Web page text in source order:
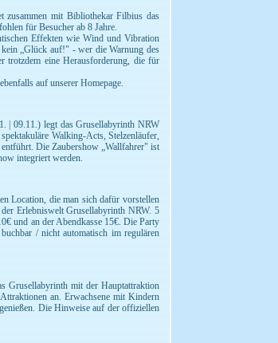
zusammen mit Bibliothekar Filbius das
für Besucher ab 8 Jahre.
Effekten wie Wind und Vibration
„Glück auf!" - wer die Warnung des
trotzdem eine Herausforderung, die für
auf unserer Homepage.
| 09.11.) legt das Grusellabyrinth NRW
Walking-Acts, Stelzenläufer,
Die Zaubershow „Wallfahrer" ist
integriert werden.
Location, die man sich dafür vorstellen
Erlebniswelt Grusellabyrinth NRW. 5
und an der Abendkasse 15€. Die Party
/ nicht automatisch im regulären
Grusellabyrinth mit der Hauptattraktion
an. Erwachsene mit Kindern
Die Hinweise auf der offiziellen